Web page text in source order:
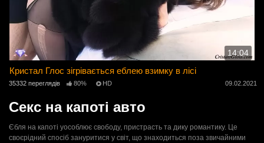
14:04
Кристал Глос зігрівається еблею взимку в лісі
35332 переглядів 80% HD 09.02.2021
Секс на капоті авто
Єбля на капоті уособлює свободу, пристрасть та дику романтику. Це
своєрідний спосіб зануритися у світ, що знаходиться поза звичайними